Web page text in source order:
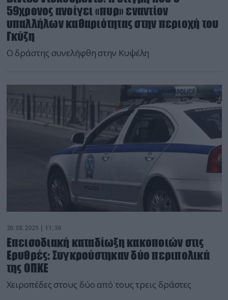
59χρονος ανοίγει «πυρ» εναντίον
υπαλλήλων καθαριότητας στην περιοχή του
Γκύζη
Ο δράστης συνελήφθη στην Κυψέλη
20.08.2025 | 11:36
Επεισοδιακή καταδίωξη κακοποιών στις
Ερυθρές: Συγκρούστηκαν δύο περιπολικά
της ΟΠΚΕ
Χειροπέδες στους δύο από τους τρεις δράστες